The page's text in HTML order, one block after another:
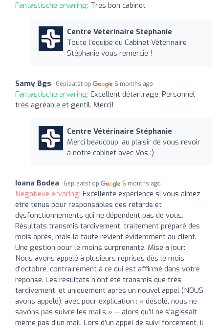
Fantastische ervaring: Tres bon cabinet
Centre Vétérinaire Stéphanie
Toute l'équipe du Cabinet Vétérinaire
Stéphanie vous remercie !
Samy Bgs Geplaatst op 6 months ago
Fantastische ervaring: Excellent détartrage. Personnel
très agréable et gentil. Merci!
Centre Vétérinaire Stéphanie
Merci beaucoup, au plaisir de vous revoir
à notre cabinet avec Vos :)
Ioana Bodea Geplaatst op 6 months ago
Negatieve ervaring: Excellente expérience si vous aimez
être tenus pour responsables des retards et
dysfonctionnements qui ne dépendent pas de vous.
Résultats transmis tardivement, traitement préparé des
mois après, mais la faute revient évidemment au client.
Une gestion pour le moins surprenante. Mise à jour:
Nous avons appelé à plusieurs reprises dès le mois
d’octobre, contrairement à ce qui est affirmé dans votre
réponse. Les résultats n’ont été transmis que très
tardivement, et uniquement après un nouvel appel (NOUS
avons appelé), avec pour explication : « désolé, nous ne
savons pas suivre les mails » — alors qu’il ne s’agissait
même pas d’un mail. Lors d’un appel de suivi forcement, il